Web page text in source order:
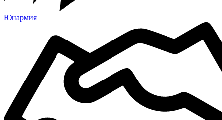
Юнармия